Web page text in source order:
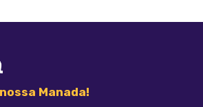
Manada!